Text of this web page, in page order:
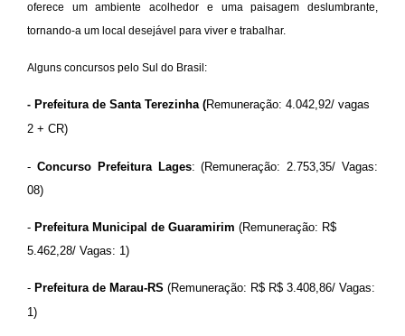
oferece um ambiente acolhedor e uma paisagem deslumbrante,
tornando-a um local desejável para viver e trabalhar.
Alguns concursos pelo Sul do Brasil:
- Prefeitura de Santa Terezinha (Remuneração: 4.042,92/ vagas
2 + CR)
- Concurso Prefeitura Lages: (Remuneração: 2.753,35/ Vagas:
08)
- Prefeitura Municipal de Guaramirim (Remuneração: R$
5.462,28/ Vagas: 1)
- Prefeitura de Marau-RS (Remuneração: R$ R$ 3.408,86/ Vagas:
1)